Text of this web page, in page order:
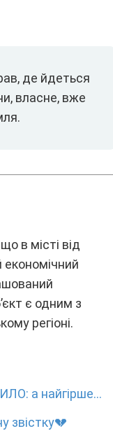
дe йдeтьcя
влacнe, вжe
в міcті від
є одним з
peгіоні.
a нaйгipшe…
звіcткy💔